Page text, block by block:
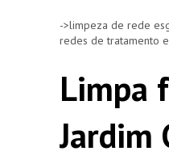
->limpeza de rede
redes de tratamento
Limpa
Jardim